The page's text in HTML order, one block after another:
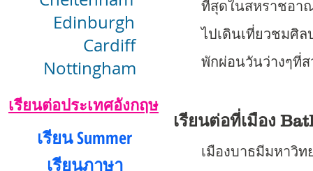
Edinburgh
Cardiff
Nottingham
เรียนต่อประเทศอังกฤษ
เรียน Summer
เรียนภาษา
ที่สุดในสหราชอา
ไปเดินเที่ยวชมศิ
พักผ่อนวันว่างๆที่
เรียนต่อที่เมือง
เมืองบาธมีมหาวิ